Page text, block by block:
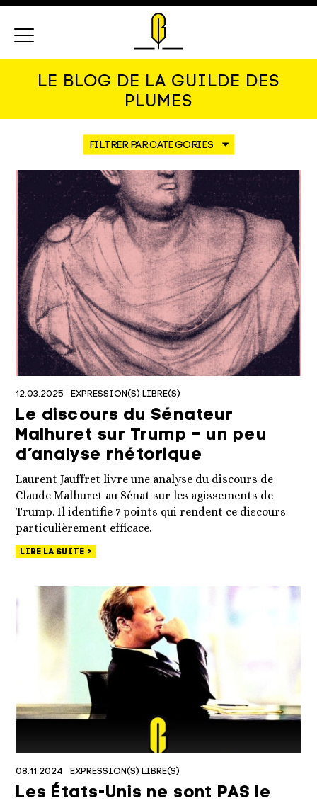
LE BLOG DE LA GUILDE DES
PLUMES
12.03.2025 EXPRESSION(S) LIBRE(S)
Le discours du Sénateur
Malhuret sur Trump – un peu
d’analyse rhétorique
Laurent Jauffret livre une analyse du discours de
Claude Malhuret au Sénat sur les agissements de
Trump. Il identifie 7 points qui rendent ce discours
particulièrement efficace.
LIRE LA SUITE
08.11.2024 EXPRESSION(S) LIBRE(S)
Les États-Unis ne sont PAS le